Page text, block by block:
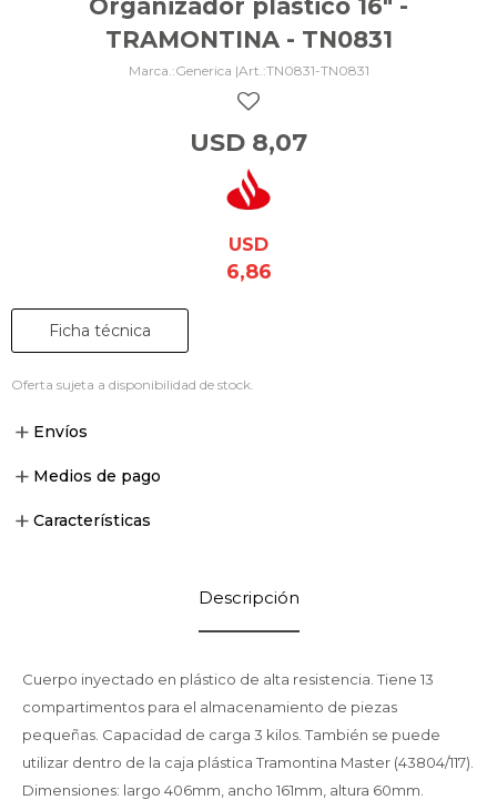
Organizador plástico 16" -
TRAMONTINA - TN0831
Generica | TN0831-TN0831
USD 8,07
USD
6,86
Ficha técnica
Oferta sujeta a disponibilidad de stock.
Envíos
Medios de pago
Características
Descripción
Cuerpo inyectado en plástico de alta resistencia. Tiene 13
compartimentos para el almacenamiento de piezas
pequeñas. Capacidad de carga 3 kilos. También se puede
utilizar dentro de la caja plástica Tramontina Master (43804/117).
Dimensiones: largo 406mm, ancho 161mm, altura 60mm.